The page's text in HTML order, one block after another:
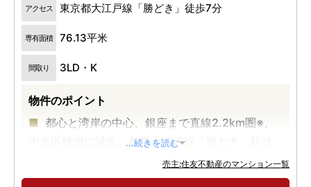
アクセス 東京都大江戸線「勝どき」徒歩7分
専有面積 76.13平米
間取り 3LD・K
物件のポイント
都心と湾岸の中心、銀座まで直線2.2km圏※、
中央区晴海に誕生。都営大江戸線「勝どき」駅徒
地上33階建・全352邸の免震構造・大規模タワ
...続きを読む
売主:住友不動産のマンション一覧